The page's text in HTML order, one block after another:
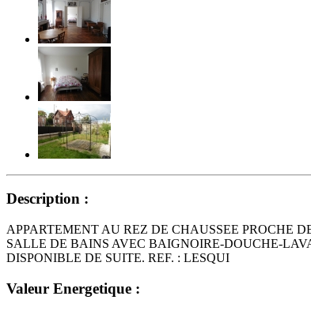
Description :
APPARTEMENT AU REZ DE CHAUSSEE PROCHE
SALLE DE BAINS AVEC BAIGNOIRE-DOUCHE-
DISPONIBLE DE SUITE. REF. : LESQUI
Valeur Energetique :